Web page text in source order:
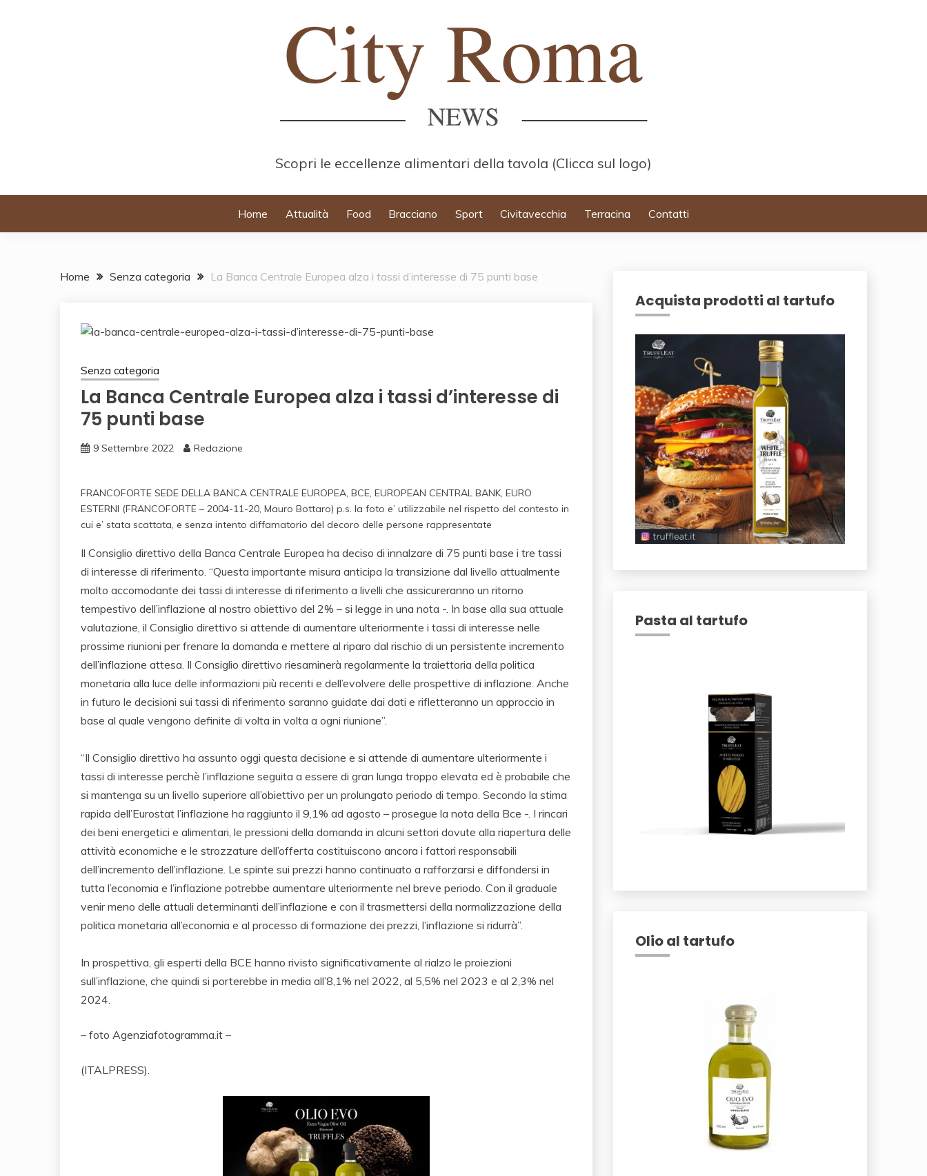
Scopri le eccellenze alimentari della tavola (Clicca sul logo)
Home Attualità Food Bracciano Sport Civitavecchia Terracina Contatti
Home Senza categoria La Banca Centrale Europea alza i tassi d’interesse di 75 punti base
Senza categoria
La Banca Centrale Europea alza i tassi d’interesse di
75 punti base
9 Settembre 2022 Redazione
FRANCOFORTE SEDE DELLA BANCA CENTRALE EUROPEA, BCE, EUROPEAN CENTRAL BANK, EURO
ESTERNI (FRANCOFORTE – 2004-11-20, Mauro Bottaro) p.s. la foto e’ utilizzabile nel rispetto del contesto in
cui e’ stata scattata, e senza intento diffamatorio del decoro delle persone rappresentate
Il Consiglio direttivo della Banca Centrale Europea ha deciso di innalzare di 75 punti base i tre tassi
di interesse di riferimento. “Questa importante misura anticipa la transizione dal livello attualmente
molto accomodante dei tassi di interesse di riferimento a livelli che assicureranno un ritorno
tempestivo dell’inflazione al nostro obiettivo del 2% – si legge in una nota -. In base alla sua attuale
valutazione, il Consiglio direttivo si attende di aumentare ulteriormente i tassi di interesse nelle
prossime riunioni per frenare la domanda e mettere al riparo dal rischio di un persistente incremento
dell’inflazione attesa. Il Consiglio direttivo riesaminerà regolarmente la traiettoria della politica
monetaria alla luce delle informazioni più recenti e dell’evolvere delle prospettive di inflazione. Anche
in futuro le decisioni sui tassi di riferimento saranno guidate dai dati e rifletteranno un approccio in
base al quale vengono definite di volta in volta a ogni riunione”.
“Il Consiglio direttivo ha assunto oggi questa decisione e si attende di aumentare ulteriormente i
tassi di interesse perchè l’inflazione seguita a essere di gran lunga troppo elevata ed è probabile che
si mantenga su un livello superiore all’obiettivo per un prolungato periodo di tempo. Secondo la stima
rapida dell’Eurostat l’inflazione ha raggiunto il 9,1% ad agosto – prosegue la nota della Bce -. I rincari
dei beni energetici e alimentari, le pressioni della domanda in alcuni settori dovute alla riapertura delle
attività economiche e le strozzature dell’offerta costituiscono ancora i fattori responsabili
dell’incremento dell’inflazione. Le spinte sui prezzi hanno continuato a rafforzarsi e diffondersi in
tutta l’economia e l’inflazione potrebbe aumentare ulteriormente nel breve periodo. Con il graduale
venir meno delle attuali determinanti dell’inflazione e con il trasmettersi della normalizzazione della
politica monetaria all’economia e al processo di formazione dei prezzi, l’inflazione si ridurrà”.
In prospettiva, gli esperti della BCE hanno rivisto significativamente al rialzo le proiezioni
sull’inflazione, che quindi si porterebbe in media all’8,1% nel 2022, al 5,5% nel 2023 e al 2,3% nel
2024.
– foto Agenziafotogramma.it –
(ITALPRESS).
Acquista prodotti al tartufo
Pasta al tartufo
Olio al tartufo